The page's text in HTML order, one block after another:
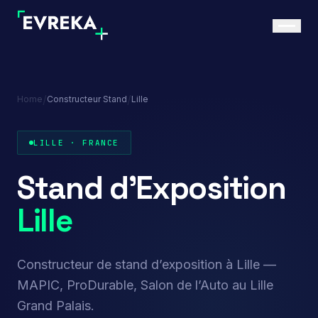
Home Constructeur Stand Lille
LILLE · FRANCE
Stand d’Exposition
Lille
Constructeur de stand d’exposition à Lille —
MAPIC, ProDurable, Salon de l’Auto au Lille
Grand Palais.